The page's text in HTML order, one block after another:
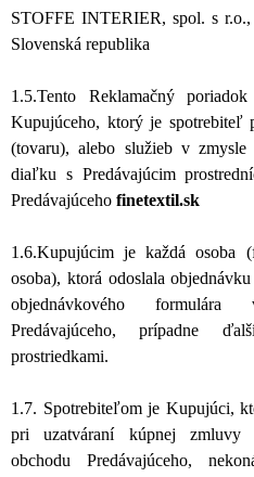
STOFFE INTERIER, spol. s
Slovenská republika
1.5.Tento Reklamačný
Kupujúceho, ktorý je spotrebiteľ
(tovaru), alebo služieb v
diaľku s Predávajúcim
Predávajúceho finetextil.sk
1.6.Kupujúcim je každá osoba
osoba), ktorá odoslala
objednávkového
Predávajúceho, prípadne
prostriedkami.
1.7. Spotrebiteľom je Kupujúci,
pri uzatváraní kúpnej zmluvy
obchodu Predávajúceho,